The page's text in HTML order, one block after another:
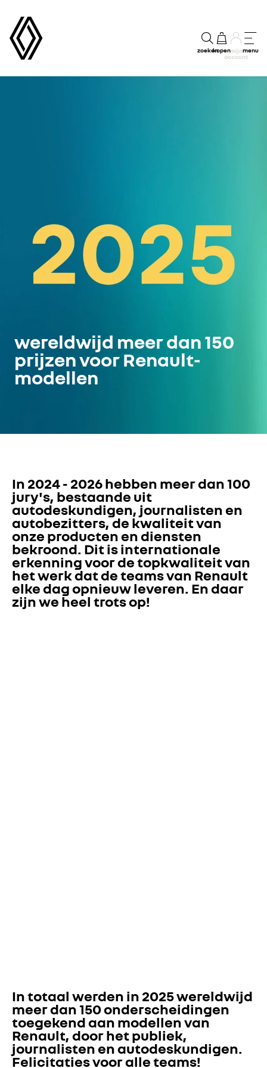
zoekenkopenmijn
account
menu
wereldwijd meer dan 150
prijzen voor Renault-
modellen
In 2024 - 2026 hebben meer dan 100
jury's, bestaande uit
autodeskundigen, journalisten en
autobezitters, de kwaliteit van
onze producten en diensten
bekroond. Dit is internationale
erkenning voor de topkwaliteit van
het werk dat de teams van Renault
elke dag opnieuw leveren. En daar
zijn we heel trots op!
In totaal werden in 2025 wereldwijd
meer dan 150 onderscheidingen
toegekend aan modellen van
Renault, door het publiek,
journalisten en autodeskundigen.
Felicitaties voor alle teams!